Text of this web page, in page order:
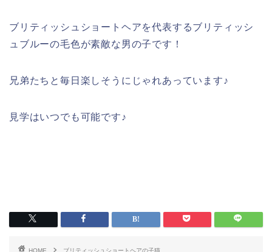
ブリティッシュショートヘアを代表するブリティッシ
ュブルーの毛色が素敵な男の子です！
兄弟たちと毎日楽しそうにじゃれあっています♪
見学はいつでも可能です♪
HOME
ブリティッシュショートヘアの子猫